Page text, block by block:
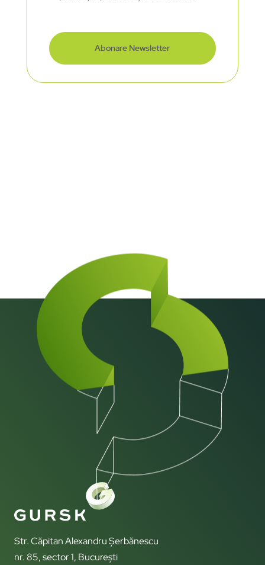
Abonare Newsletter
Str. Căpitan Alexandru Șerbănescu
nr. 85, sector 1, București